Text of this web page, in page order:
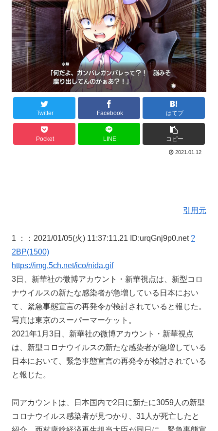
Twitter Facebook はてブ
Pocket LINE コピー
2021.01.12
引用元
1 ： ：2021/01/05(火) 11:37:11.21 ID:urqGnj9p0.net?
2BP(1500)
https://img.5ch.net/ico/nida.gif
3日、新華社の微博アカウント・新華視点は、新型コロ
ナウイルスの新たな感染者が急増している日本におい
て、緊急事態宣言の再発令が検討されていると報じた。
写真は東京のスーパーマーケット。
2021年1月3日、新華社の微博アカウント・新華視点
は、新型コロナウイルスの新たな感染者が急増している
日本において、緊急事態宣言の再発令が検討されている
と報じた。
同アカウントは、日本国内で2日に新たに3059人の新型
コロナウイルス感染者が見つかり、31人が死亡したと